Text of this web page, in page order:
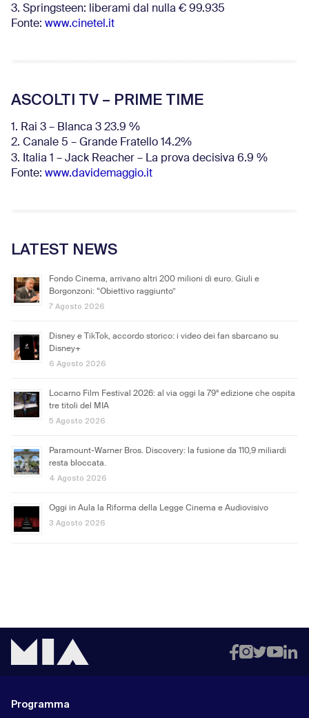
3. Springsteen: liberami dal nulla € 99.935
Fonte: www.cinetel.it
ASCOLTI TV – PRIME TIME
1. Rai 3 – Blanca 3 23.9 %
2. Canale 5 – Grande Fratello 14.2%
3. Italia 1 – Jack Reacher – La prova decisiva 6.9 %
Fonte: www.davidemaggio.it
LATEST NEWS
Fondo Cinema, arrivano altri 200 milioni di euro. Giuli e
Borgonzoni: “Obiettivo raggiunto”
7 Agosto 2026
Disney e TikTok, accordo storico: i video dei fan sbarcano su
Disney+
6 Agosto 2026
Locarno Film Festival 2026: al via oggi la 79ª edizione che ospita
tre titoli del MIA
5 Agosto 2026
Paramount-Warner Bros. Discovery: la fusione da 110,9 miliardi
resta bloccata.
4 Agosto 2026
Oggi in Aula la Riforma della Legge Cinema e Audiovisivo
3 Agosto 2026
Programma